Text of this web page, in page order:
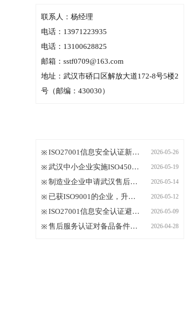
联系人：杨经理
电话：13971223935
电话：13100628825
邮箱：sstf0709@163.com
地址：武汉市硚口区解放大道172-8号5楼2
号（邮编：430030）
ISO27001信息安全认证新版标准换版 2026-05-26
武汉中小企业实施ISO45001健康安全 2026-05-19
制造业企业申请武汉售后服务认证 2026-05-14
已获ISO9001的企业，升级武汉IATF 2026-05-12
ISO27001信息安全认证避坑指南：从 2026-05-09
售后服务认证对备品备件库存管理 2026-04-28